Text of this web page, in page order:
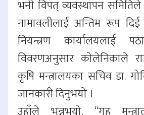
भनी विपत् व्यवस्थापन
नामावलीलाई अन्तिम रूप
नियन्त्रण कार्यालयलाई
विवरणअनुसार कोलेनिकाले
कृषि मन्त्रालयका सचिव डा.
जानकारी दिनुभयो ।